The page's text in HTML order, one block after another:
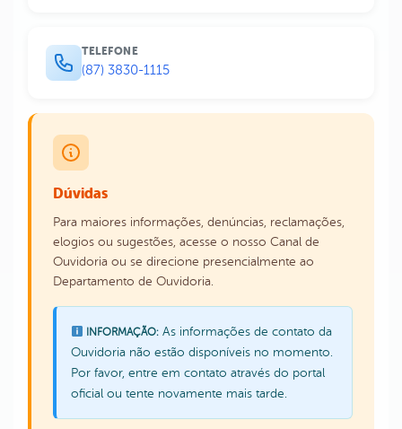
TELEFONE
(87) 3830-1115
Dúvidas
Para maiores informações, denúncias, reclamações,
elogios ou sugestões, acesse o nosso Canal de
Ouvidoria ou se direcione presencialmente ao
Departamento de Ouvidoria.
INFORMAÇÃO:As informações de contato da
Ouvidoria não estão disponíveis no momento.
Por favor, entre em contato através do portal
oficial ou tente novamente mais tarde.